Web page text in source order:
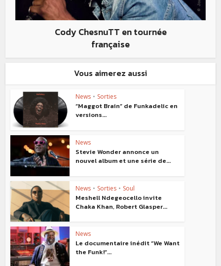
Cody ChesnuTT en tournée
française
Vous aimerez aussi
News • Sorties
“Maggot Brain” de Funkadelic en
versions...
News
Stevie Wonder annonce un
nouvel album et une série de...
News • Sorties • Soul
Meshell Ndegeocello invite
Chaka Khan, Robert Glasper...
News
Le documentaire inédit “We Want
the Funk!”...